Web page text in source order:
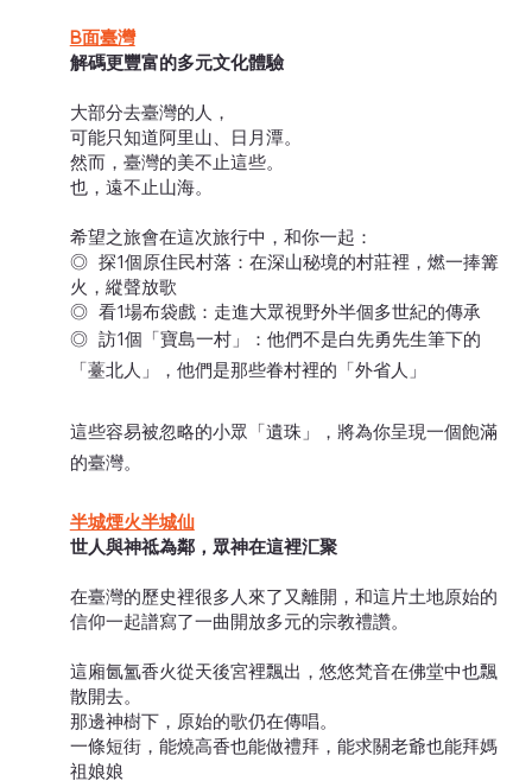
B面臺灣
解碼更豐富的多元文化體驗
大部分去臺灣的人，
可能只知道阿里山、日月潭。
然而，臺灣的美不止這些。
也，遠不止山海。
希望之旅會在這次旅行中，和你一起：
◎ 探1個原住民村落：在深山秘境的村莊裡，燃一捧篝
火，縱聲放歌
◎ 看1場布袋戲：走進大眾視野外半個多世紀的傳承
◎ 訪1個「寶島一村」：他們不是白先勇先生筆下的
「薹北人」，他們是那些眷村裡的「外省人」
這些容易被忽略的小眾「遺珠」，將為你呈現一個飽滿
的臺灣。
半城煙火半城仙
世人與神祗為鄰，眾神在這裡汇聚
在臺灣的歷史裡很多人來了又離開，和這片土地原始的
信仰一起譜寫了一曲開放多元的宗教禮讚。
這廂氤氳香火從天後宮裡飄出，悠悠梵音在佛堂中也飄
散開去。
那邊神樹下，原始的歌仍在傳唱。
一條短街，能燒高香也能做禮拜，能求關老爺也能拜媽
祖娘娘